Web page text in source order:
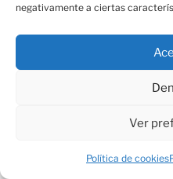
negativamente a ciertas
Ver
Política de cookies